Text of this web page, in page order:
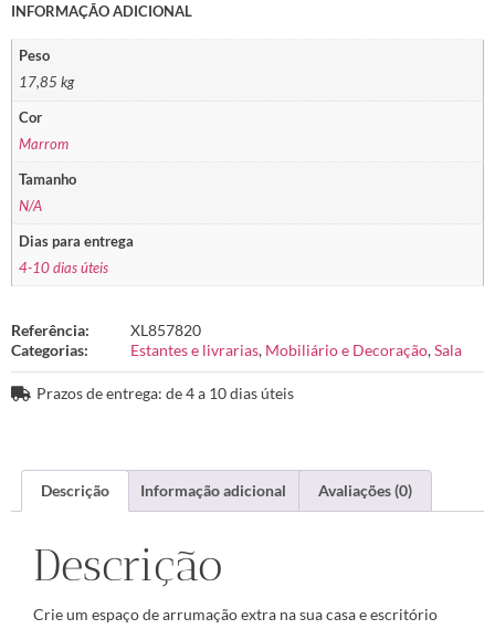
INFORMAÇÃO ADICIONAL
Peso
17,85 kg
Cor
Marrom
Tamanho
N/A
Dias para entrega
4-10 dias úteis
Referência:
XL857820
Categorias:
Estantes e livrarias, Mobiliário e Decoração,Sala
Prazos de entrega: de 4 a 10 dias úteis
Descrição Informação adicional Avaliações (0)
Descrição
Crie um espaço de arrumação extra na sua casa e escritório